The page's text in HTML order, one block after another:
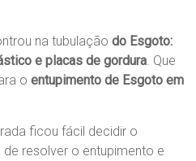
na tubulaçãodo Esgoto:
e placas de gordura . Que
oentupimento de Esgoto em
ficou fácil decidir o
resolver o entupimento e